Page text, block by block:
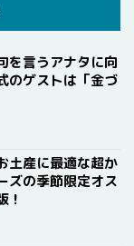
を言うアナタに向
のゲストは「金づ
土産に最適な超か
ズの季節限定オス
！